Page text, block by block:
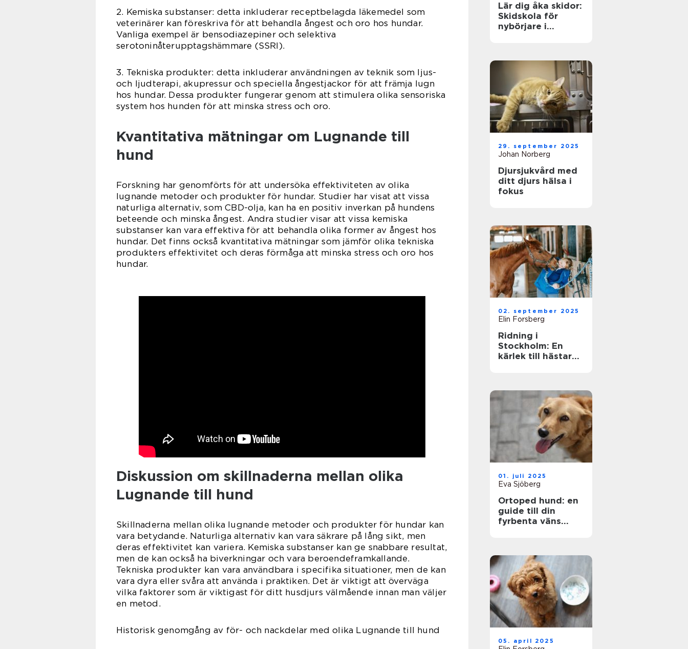
2. Kemiska substanser: detta inkluderar receptbelagda läkemedel som
veterinärer kan föreskriva för att behandla ångest och oro hos hundar.
Vanliga exempel är bensodiazepiner och selektiva
serotoninåterupptagshämmare (SSRI).
3. Tekniska produkter: detta inkluderar användningen av teknik som ljus-
och ljudterapi, akupressur och speciella ångestjackor för att främja lugn
hos hundar. Dessa produkter fungerar genom att stimulera olika sensoriska
system hos hunden för att minska stress och oro.
Kvantitativa mätningar om Lugnande till
hund
Forskning har genomförts för att undersöka effektiviteten av olika
lugnande metoder och produkter för hundar. Studier har visat att vissa
naturliga alternativ, som CBD-olja, kan ha en positiv inverkan på hundens
beteende och minska ångest. Andra studier visar att vissa kemiska
substanser kan vara effektiva för att behandla olika former av ångest hos
hundar. Det finns också kvantitativa mätningar som jämför olika tekniska
produkters effektivitet och deras förmåga att minska stress och oro hos
hundar.
Diskussion om skillnaderna mellan olika
Lugnande till hund
Skillnaderna mellan olika lugnande metoder och produkter för hundar kan
vara betydande. Naturliga alternativ kan vara säkrare på lång sikt, men
deras effektivitet kan variera. Kemiska substanser kan ge snabbare resultat,
men de kan också ha biverkningar och vara beroendeframkallande.
Tekniska produkter kan vara användbara i specifika situationer, men de kan
vara dyra eller svåra att använda i praktiken. Det är viktigt att överväga
vilka faktorer som är viktigast för ditt husdjurs välmående innan man väljer
en metod.
Historisk genomgång av för- och nackdelar med olika Lugnande till hund
Lär dig åka skidor:
Skidskola för
nybörjare i
29. september 2025
Johan Norberg
Djursjukvård med
ditt djurs hälsa i
fokus
02. september 2025
Elin Forsberg
Ridning i
Stockholm: En
kärlek till hästar
01. juli 2025
Eva Sjöberg
Ortoped hund: en
guide till din
fyrbenta väns
05. april 2025